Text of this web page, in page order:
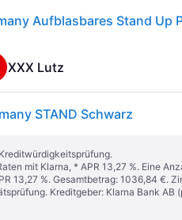
XXX Lutz
STAND Schwarz
mit Klarna, * APR 13,27 %. Eine
13,27 %. Gesamtbetrag: 1036,84 €.
Kreditgeber: Klarna Bank